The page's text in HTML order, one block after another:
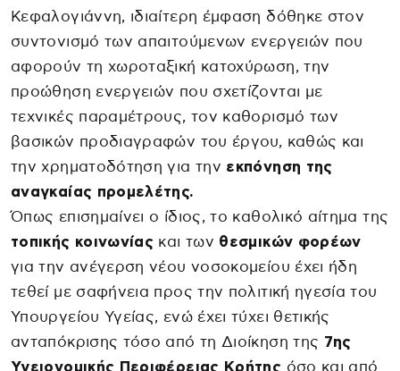
Κεφαλογιάννη, ιδιαίτερη έμφαση δόθηκε στον
συντονισμό των απαιτούμενων ενεργειών που
αφορούν τη χωροταξική κατοχύρωση, την
προώθηση ενεργειών που σχετίζονται με
τεχνικές παραμέτρους, τον καθορισμό των
βασικών προδιαγραφών του έργου, καθώς και
την χρηματοδότηση για την εκπόνηση της
αναγκαίας προμελέτης.
Όπως επισημαίνει ο ίδιος, το καθολικό αίτημα της
τοπικής κοινωνίας και των θεσμικών φορέων
για την ανέγερση νέου νοσοκομείου έχει ήδη
τεθεί με σαφήνεια προς την πολιτική ηγεσία του
Υπουργείου Υγείας, ενώ έχει τύχει θετικής
ανταπόκρισης τόσο από τη Διοίκηση της 7ης
Υγειονομικής Περιφέρειας Κρήτης όσο και από